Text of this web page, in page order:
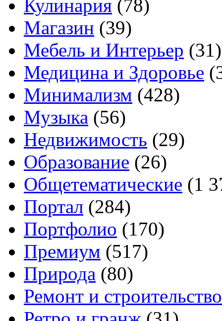
Кулинария (78)
Магазин (39)
Мебель и Интерьер (31)
Медицина и Здоровье
Минимализм (428)
Музыка (56)
Недвижимость (29)
Образование (26)
Общетематические (1
Портал (284)
Портфолио (170)
Премиум (517)
Природа (80)
Ремонт и строительство